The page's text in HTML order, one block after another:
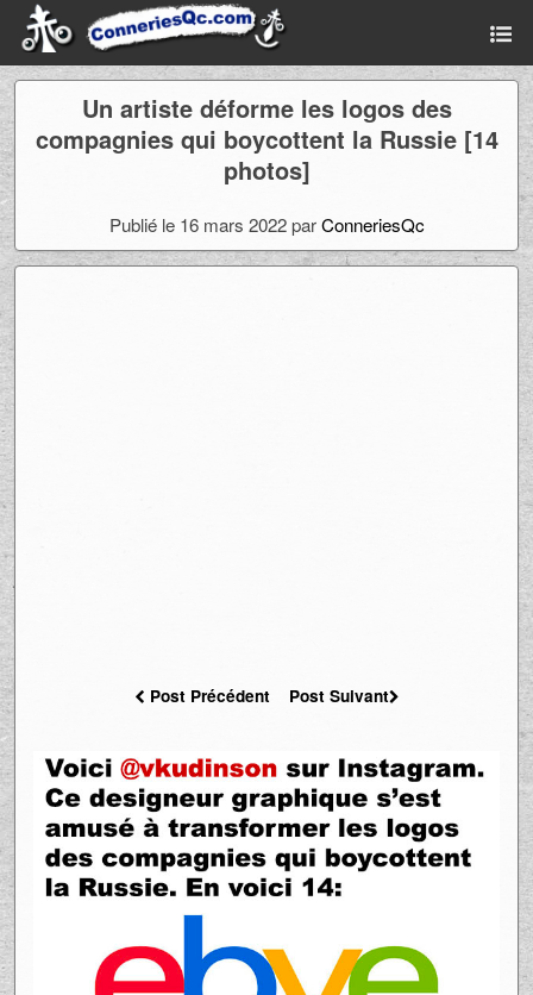
Un artiste déforme les logos des
compagnies qui boycottent la Russie [14
photos]
Publié le 16 mars 2022 parConneriesQc
Post Précédent Post Suivant